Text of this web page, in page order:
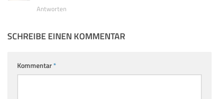
Antworten
SCHREIBE EINEN KOMMENTAR
Kommentar*